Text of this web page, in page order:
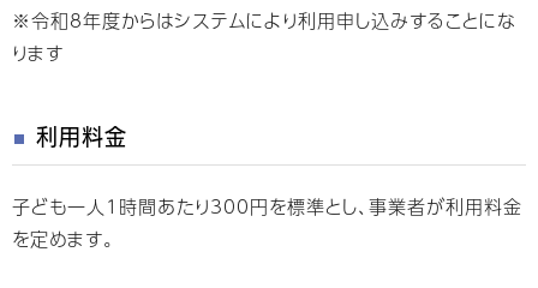
※令和8年度からはシステムにより利用申し込みすることにな
ります
利用料金
子ども一人1時間あたり300円を標準とし、事業者が利用料金
を定めます。